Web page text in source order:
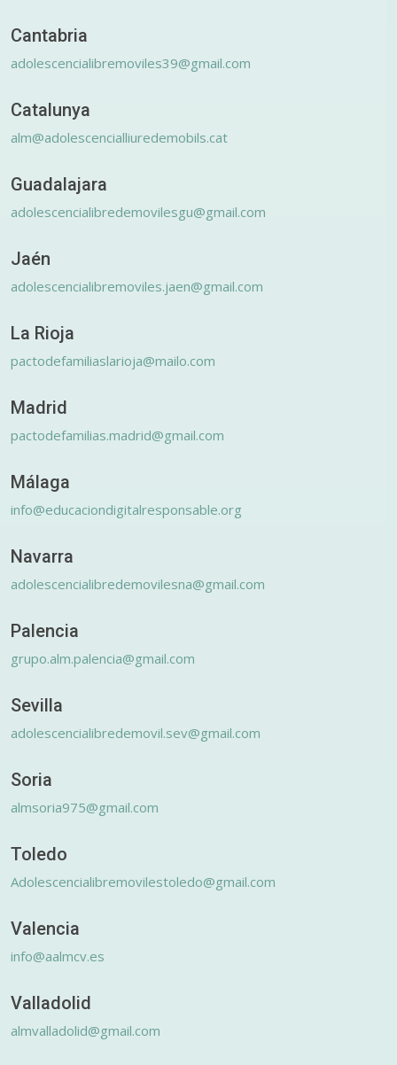
Cantabria
adolescencialibremoviles39@gmail.com
Catalunya
alm@adolescencialliuredemobils.cat
Guadalajara
adolescencialibredemovilesgu@gmail.com
Jaén
adolescencialibremoviles.jaen@gmail.com
La Rioja
pactodefamiliaslarioja@mailo.com
Madrid
pactodefamilias.madrid@gmail.com
Málaga
info@educaciondigitalresponsable.org
Navarra
adolescencialibredemovilesna@gmail.com
Palencia
grupo.alm.palencia@gmail.com
Sevilla
adolescencialibredemovil.sev@gmail.com
Soria
almsoria975@gmail.com
Toledo
Adolescencialibremovilestoledo@gmail.com
Valencia
info@aalmcv.es
Valladolid
almvalladolid@gmail.com